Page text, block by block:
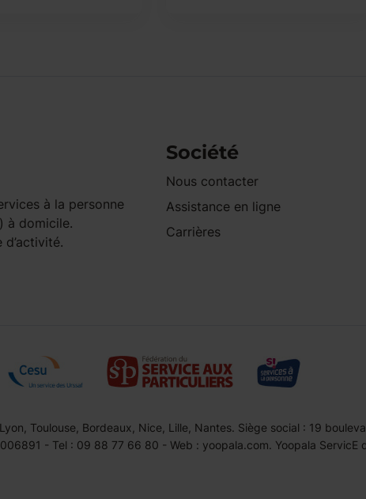
à la personne
à domicile.
Société
Nous contacter
Assistance en ligne
Carrières
Toulouse, Bordeaux, Nice, Lille, Nantes. Siège social : 19
- Tel : 09 88 77 66 80 - Web : yoopala.com. Yoopala ServicE